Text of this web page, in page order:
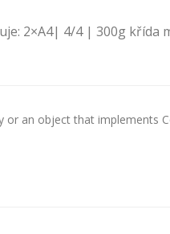
2×A4| 4/4 | 300g křída
or an object that implements